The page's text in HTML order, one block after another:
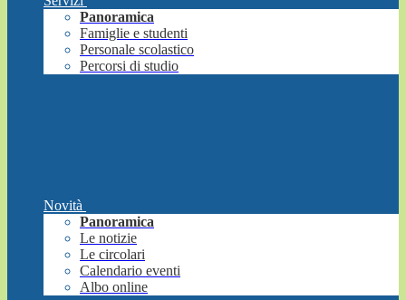
Panoramica
Famiglie e studenti
Personale scolastico
Percorsi di studio
Novità
Panoramica
Le notizie
Le circolari
Calendario eventi
Albo online